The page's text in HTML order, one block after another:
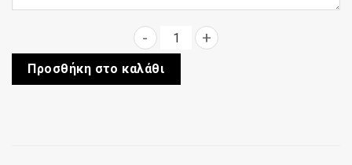
Tropicana Καλτσόνε ποσότητα
Προσθήκη στο καλάθι